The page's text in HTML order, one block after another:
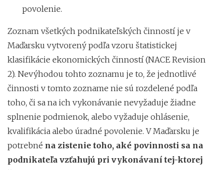
povolenie.
Zoznam všetkých podnikateľských činností je v
Maďarsku vytvorený podľa vzoru štatistickej
klasifikácie ekonomických činností (NACE Revision
2). Nevýhodou tohto zoznamu je to, že jednotlivé
činnosti v tomto zozname nie sú rozdelené podľa
toho, či sa na ich vykonávanie nevyžaduje žiadne
splnenie podmienok, alebo vyžaduje ohlásenie,
kvalifikácia alebo úradné povolenie. V Maďarsku je
potrebné na zistenie toho, aké povinnosti sa na
podnikateľa vzťahujú pri vykonávaní tej-ktorej